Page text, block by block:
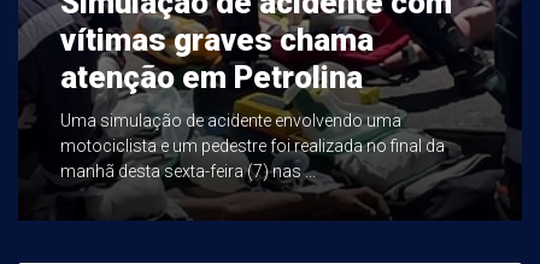
vítimas graves chama
atenção em Petrolina
Uma simulação de acidente envolvendo uma
motociclista e um pedestre foi realizada no final da
manhã desta sexta-feira (7) nas ...